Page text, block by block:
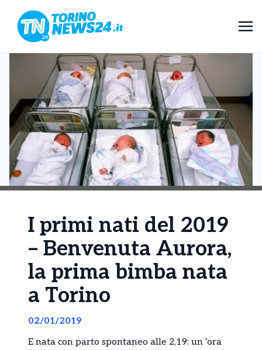
I primi nati del 2019
– Benvenuta Aurora,
la prima bimba nata
a Torino
02/01/2019
E nata con parto spontaneo alle 2,19: un ‘ora